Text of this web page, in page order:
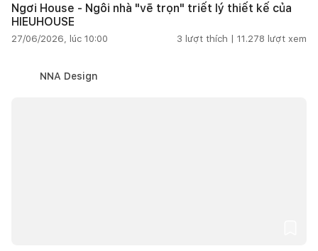
Ngơi House - Ngôi nhà "vẽ trọn" triết lý thiết kế của
HIEUHOUSE
27/06/2026, lúc 10:00 3 lượt thích | 11.278 lượt xem
NNA Design